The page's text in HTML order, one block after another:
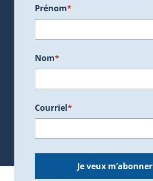
Prénom*
Nom*
Courriel*
Je veux m’abonner